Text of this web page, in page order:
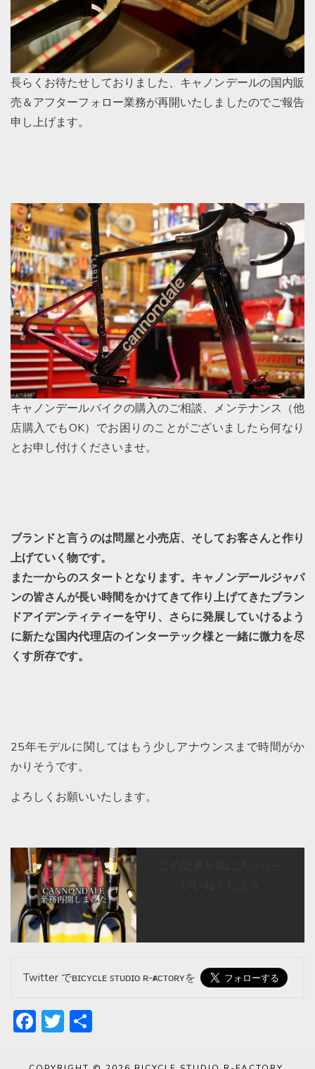
長らくお待たせしておりました、キャノンデールの国内販
売＆アフターフォロー業務が再開いたしましたのでご報告
申し上げます。
キャノンデールバイクの購入のご相談、メンテナンス（他
店購入でもOK）でお困りのことがございましたら何なり
とお申し付けくださいませ。
ブランドと言うのは問屋と小売店、そしてお客さんと作り
上げていく物です。
また一からのスタートとなります。キャノンデールジャパ
ンの皆さんが長い時間をかけてきて作り上げてきたブラン
ドアイデンティティーを守り、さらに発展していけるよう
に新たな国内代理店のインターテック様と一緒に微力を尽
くす所存です。
25年モデルに関してはもう少しアナウンスまで時間がか
かりそうです。
よろしくお願いいたします。
Twitter でʙɪᴄʏᴄʟᴇ sᴛᴜᴅɪᴏ ʀ-ғᴀᴄᴛᴏʀʏを
Facebook
Twitter